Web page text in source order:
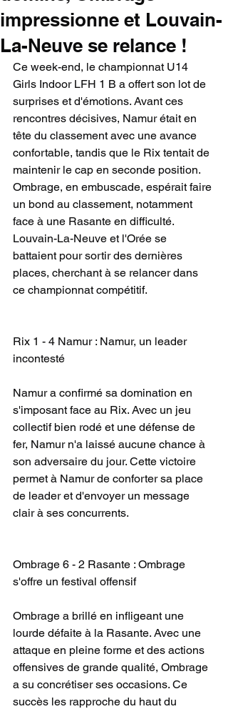
impressionne et Louvain-
La-Neuve se relance !
Ce week-end, le championnat U14
Girls Indoor LFH 1 B a offert son lot de
surprises et d'émotions. Avant ces
rencontres décisives, Namur était en
tête du classement avec une avance
confortable, tandis que le Rix tentait de
maintenir le cap en seconde position.
Ombrage, en embuscade, espérait faire
un bond au classement, notamment
face à une Rasante en difficulté.
Louvain-La-Neuve et l'Orée se
battaient pour sortir des dernières
places, cherchant à se relancer dans
ce championnat compétitif.
Rix 1 - 4 Namur : Namur, un leader
incontesté
Namur a confirmé sa domination en
s'imposant face au Rix. Avec un jeu
collectif bien rodé et une défense de
fer, Namur n'a laissé aucune chance à
son adversaire du jour. Cette victoire
permet à Namur de conforter sa place
de leader et d'envoyer un message
clair à ses concurrents.
Ombrage 6 - 2 Rasante : Ombrage
s'offre un festival offensif
Ombrage a brillé en infligeant une
lourde défaite à la Rasante. Avec une
attaque en pleine forme et des actions
offensives de grande qualité, Ombrage
a su concrétiser ses occasions. Ce
succès les rapproche du haut du